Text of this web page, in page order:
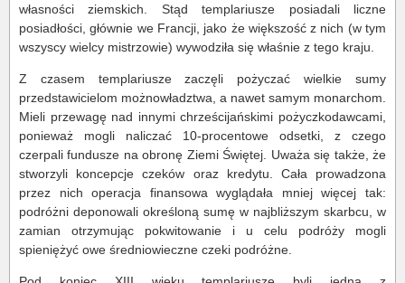
własności ziemskich. Stąd templariusze posiadali liczne
posiadłości, głównie we Francji, jako że większość z nich (w tym
wszyscy wielcy mistrzowie) wywodziła się właśnie z tego kraju.
Z czasem templariusze zaczęli pożyczać wielkie sumy
przedstawicielom możnowładztwa, a nawet samym monarchom.
Mieli przewagę nad innymi chrześcijańskimi pożyczkodawcami,
ponieważ mogli naliczać 10-procentowe odsetki, z czego
czerpali fundusze na obronę Ziemi Świętej. Uważa się także, że
stworzyli koncepcje czeków oraz kredytu. Cała prowadzona
przez nich operacja finansowa wyglądała mniej więcej tak:
podróżni deponowali określoną sumę w najbliższym skarbcu, w
zamian otrzymując pokwitowanie i u celu podróży mogli
spieniężyć owe średniowieczne czeki podróżne.